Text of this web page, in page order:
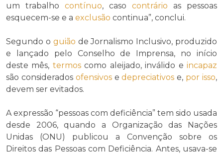
um trabalho contínuo, caso contrário as pessoas
esquecem-se e a exclusão continua”, conclui.
Segundo o guião de Jornalismo Inclusivo, produzido
e lançado pelo Conselho de Imprensa, no início
deste mês, termoscomo aleijado, inválido eincapaz
são considerados ofensivosedepreciativos e, por isso,
devem ser evitados.
A expressão “pessoas com deficiência” tem sido usada
desde 2006, quando a Organização das Nações
Unidas (ONU) publicou a Convenção sobre os
Direitos das Pessoas com Deficiência. Antes, usava-se